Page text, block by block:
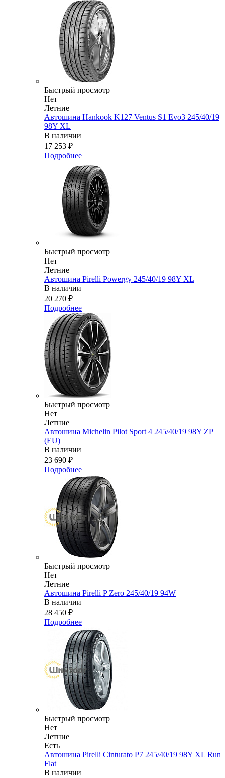
Быстрый просмотр
Нет
Летние
Автошина Hankook K127 Ventus S1 Evo3 245/40/19
98Y XL
В наличии
17 253 ₽
Подробнее
Быстрый просмотр
Нет
Летние
Автошина Pirelli Powergy 245/40/19 98Y XL
В наличии
20 270 ₽
Подробнее
Быстрый просмотр
Нет
Летние
Автошина Michelin Pilot Sport 4 245/40/19 98Y ZP
(EU)
В наличии
23 690 ₽
Подробнее
Быстрый просмотр
Нет
Летние
Автошина Pirelli P Zero 245/40/19 94W
В наличии
28 450 ₽
Подробнее
Быстрый просмотр
Нет
Летние
Есть
Автошина Pirelli Cinturato P7 245/40/19 98Y XL Run
Flat
В наличии